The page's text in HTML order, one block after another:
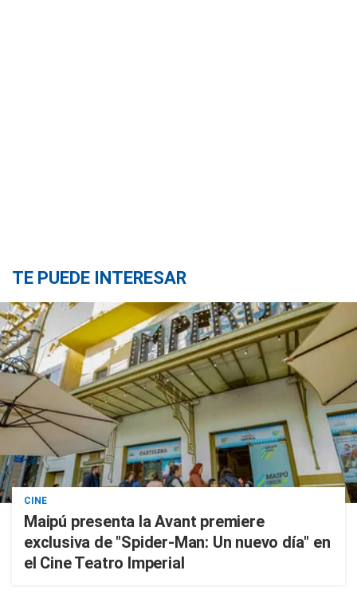
TE PUEDE INTERESAR
CINE
Maipú presenta la Avant premiere
exclusiva de "Spider-Man: Un nuevo día" en
el Cine Teatro Imperial